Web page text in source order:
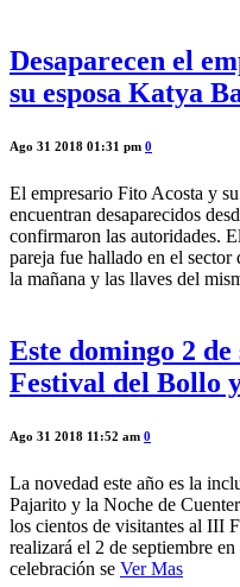
Desaparecen el
su esposa Katya
Ago 31 2018 01:31 pm 0
El empresario Fito Acosta y
encuentran desaparecidos
confirmaron las autoridades.
pareja fue hallado en el sector
la mañana y las llaves del
Este domingo 2
Festival del Bollo
Ago 31 2018 11:52 am 0
La novedad este año es la
Pajarito y la Noche de
los cientos de visitantes al III
realizará el 2 de septiembre
celebración se Ver Mas